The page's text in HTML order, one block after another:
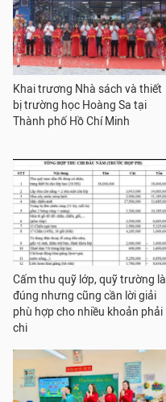
Khai trương Nhà sách và thiết
bị trường học Hoàng Sa tại
Thành phố Hồ Chí Minh
Cấm thu quỹ lớp, quỹ trường là
đúng nhưng cũng cần lời giải
phù hợp cho nhiều khoản phải
chi